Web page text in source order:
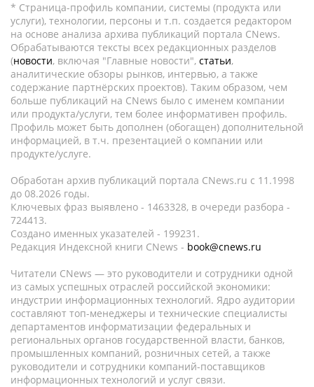
* Страница-профиль компании, системы (продукта или
услуги), технологии, персоны и т.п. создается редактором
на основе анализа архива публикаций портала CNews.
Обрабатываются тексты всех редакционных разделов
(новости, включая "Главные новости", статьи,
аналитические обзоры рынков, интервью, а также
содержание партнёрских проектов). Таким образом, чем
больше публикаций на CNews было с именем компании
или продукта/услуги, тем более информативен профиль.
Профиль может быть дополнен (обогащен) дополнительной
информацией, в т.ч. презентацией о компании или
продукте/услуге.
Обработан архив публикаций портала CNews.ru c 11.1998
до 08.2026 годы.
Ключевых фраз выявлено - 1463328, в очереди разбора -
724413.
Создано именных указателей - 199231.
Редакция Индексной книги CNews - book@cnews.ru
Читатели CNews — это руководители и сотрудники одной
из самых успешных отраслей российской экономики:
индустрии информационных технологий. Ядро аудитории
составляют топ-менеджеры и технические специалисты
департаментов информатизации федеральных и
региональных органов государственной власти, банков,
промышленных компаний, розничных сетей, а также
руководители и сотрудники компаний-поставщиков
информационных технологий и услуг связи.